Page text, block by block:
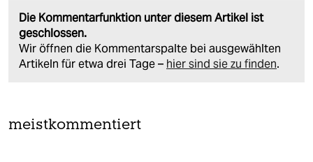
Die Kommentarfunktion unter diesem Artikel ist
geschlossen.
Wir öffnen die Kommentarspalte bei ausgewählten
Artikeln für etwa drei Tage – hier sind sie zu finden.
meistkommentiert